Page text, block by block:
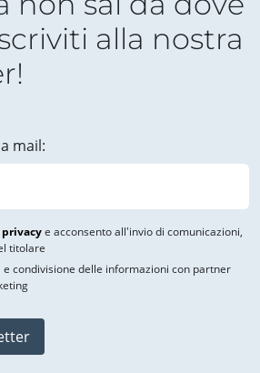
alla nostra
mail:
e acconsento all'invio di comunicazioni,
titolare
condivisione delle informazioni con partner